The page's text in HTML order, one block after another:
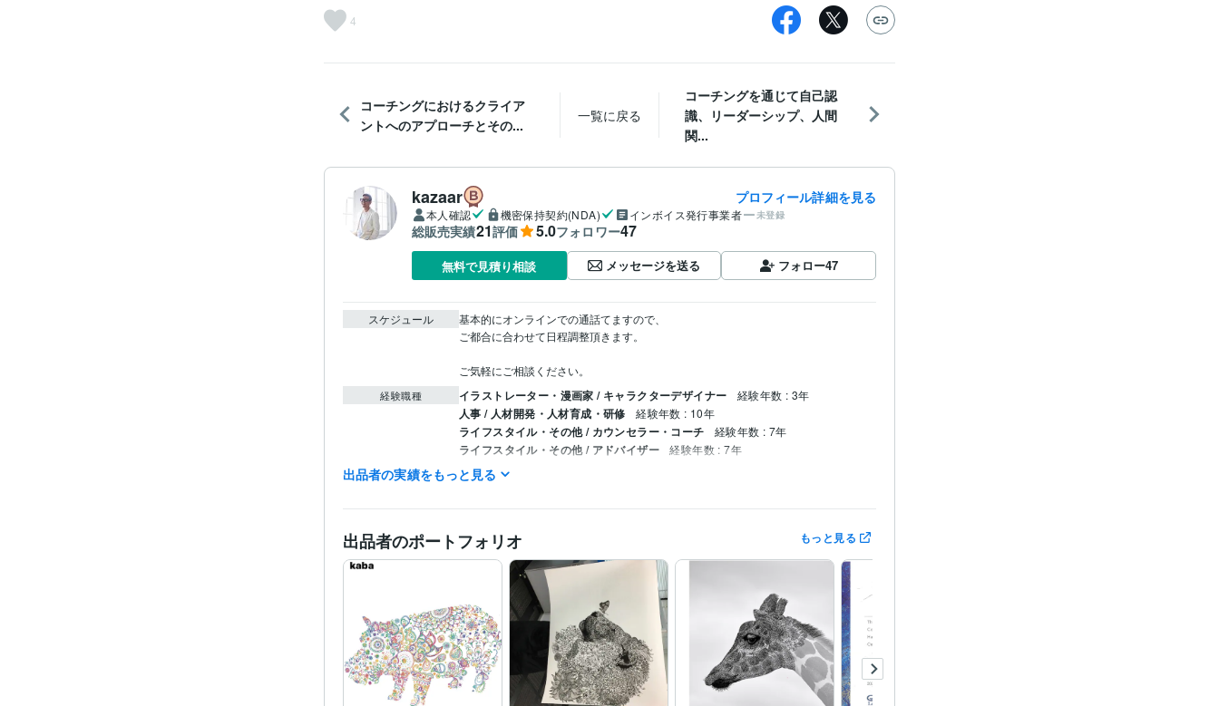
4
コーチングにおけるクライア
ントへのアプローチとその...
一覧に戻る
コーチングを通じて自己認
識、リーダーシップ、人間
関...
kazaar プロフィール詳細を見る
本人確認 機密保持契約(NDA) インボイス発行事業者 未登録
総販売実績21評価 5.0フォロワー47
無料で見積り相談 メッセージを送る フォロー47
スケジュール
基本的にオンラインでの通話てますので、
ご都合に合わせて日程調整頂きます。
ご気軽にご相談ください。
経験職種 イラストレーター・漫画家 / キャラクターデザイナー 経験年数 : 3年
人事 / 人材開発・人材育成・研修 経験年数 : 10年
ライフスタイル・その他 / カウンセラー・コーチ 経験年数 : 7年
ライフスタイル・その他 / アドバイザー 経験年数 : 7年
職歴 リーフラス株式会社
継続力を１０倍向上させる仕組みづくりと思考法
ビジネス・クリエイ
ティブツール
PowerPoint:10年
学習指導・資格・キャリア相談 コーチングスキル
29期NLPプラクティショナー
コース終了
習慣化トレーナー養成コース 第2期 修了
フォトリーディングスキル
オンラインNLPプラクティショナーコース
セルフマネジメント 習慣 継続力 リーダーシップ 速読
セルフコントロール
思考
マインドセット マネジメント 集中力
デザイン制作 動物等のデザイン、プロダクトアート
デザイン 集中 ビジョン 習慣
出品者の実績をもっと見る
出品者のポートフォリオ もっと見る